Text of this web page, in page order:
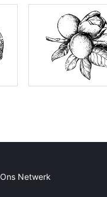
Ons Netwerk